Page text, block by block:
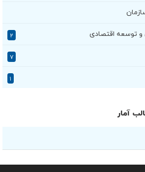
و توسعه اقتصادی ۲
۷
آمار